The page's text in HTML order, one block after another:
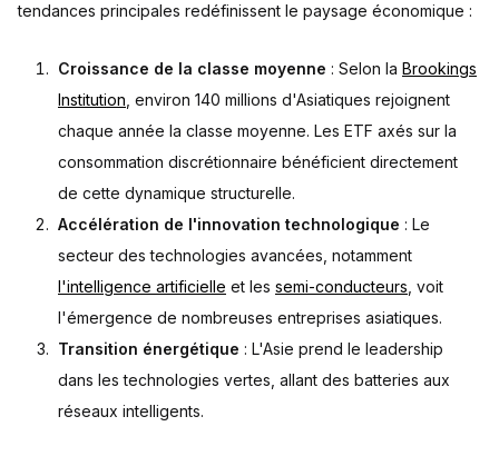
tendances principales redéfinissent le paysage économique :
Croissance de la classe moyenne : Selon la Brookings
Institution , environ 140 millions d'Asiatiques rejoignent
chaque année la classe moyenne. Les ETF axés sur la
consommation discrétionnaire bénéficient directement
de cette dynamique structurelle.
Accélération de l'innovation technologique : Le
secteur des technologies avancées, notamment
l'intelligence artificielle et les semi-conducteurs , voit
l'émergence de nombreuses entreprises asiatiques.
Transition énergétique : L'Asie prend le leadership
dans les technologies vertes, allant des batteries aux
réseaux intelligents.